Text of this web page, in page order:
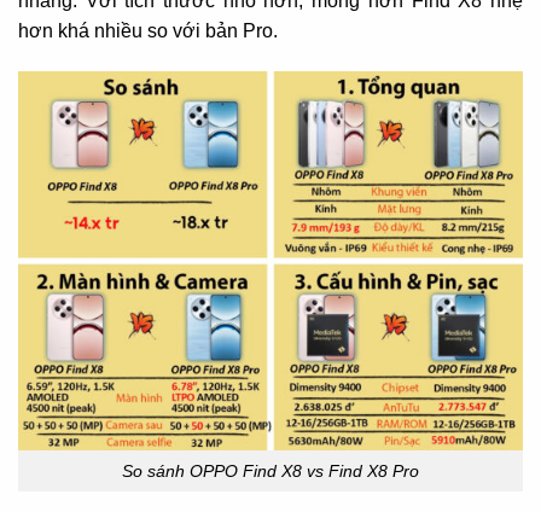
hơn khá nhiều so với bản Pro.
So sánh OPPO Find X8 vs Find X8 Pro